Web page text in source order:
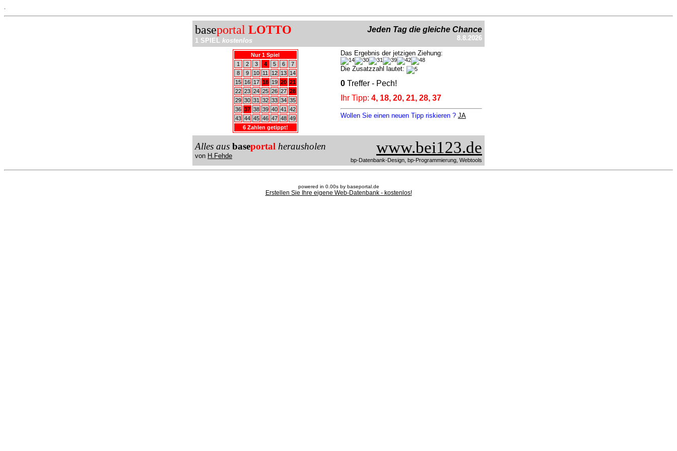
baseportal LOTTO
1 SPIEL kostenlos
Jeden Tag die gleiche Chance
8.8.2026
Nur 1 Spiel
1
2 3 4 5 6
7
8
9 10 11 12 13
14
15
16 17 18 19 20 21
22 23 24 25 26 27 28
29 30 31 32 33 34 35
36 37 38 39 40 41
42
43 44 45 46 47 48 49
6 Zahlen getippt!
Das Ergebnis der jetzigen Ziehung:
Die Zusatzzahl lautet:
0 Treffer - Pech!
Ihr Tipp: 4, 18, 20, 21, 28, 37
Wollen Sie einen neuen Tipp riskieren ? JA
Alles aus baseportal herausholen
von H.Fehde www.bei123.de
bp-Datenbank-Design, bp-Programmierung, Webtools
powered in 0.00s by baseportal.de
Erstellen Sie Ihre eigene Web-Datenbank - kostenlos!